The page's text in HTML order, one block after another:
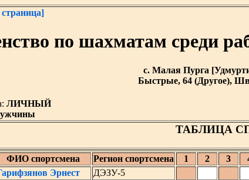
по шахматам среди
с. Малая Пурга
Быстрые, 64 (Другое),
ЛИЧНЫЙ
ТАБЛИЦА
ФИО спортсмена Регион спортсмена 1 2 3
Эрнест ДЭЗУ-5